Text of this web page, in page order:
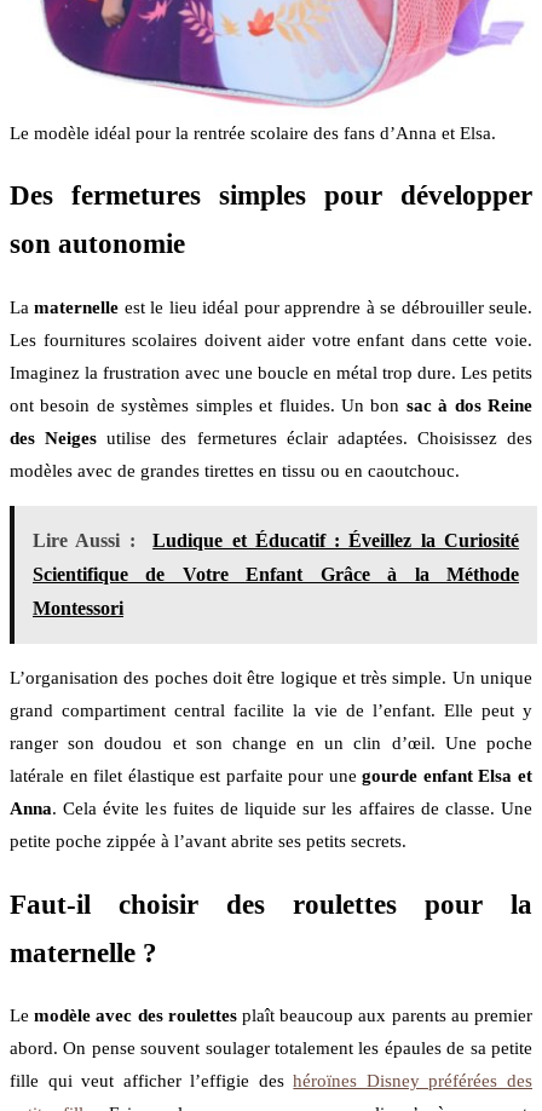
Le modèle idéal pour la rentrée scolaire des fans d’Anna et Elsa.
Des fermetures simples pour développer
son autonomie
Lamaternelle est le lieu idéal pour apprendre à se débrouiller seule.
Les fournitures scolaires doivent aider votre enfant dans cette voie.
Imaginez la frustration avec une boucle en métal trop dure. Les petits
ont besoin de systèmes simples et fluides. Un bon sac à dos Reine
des Neiges utilise des fermetures éclair adaptées. Choisissez des
modèles avec de grandes tirettes en tissu ou en caoutchouc.
Lire Aussi :
Ludique et Éducatif : Éveillez la Curiosité
Scientifique de Votre Enfant Grâce à la Méthode
Montessori
L’organisation des poches doit être logique et très simple. Un unique
grand compartiment central facilite la vie de l’enfant. Elle peut y
ranger son doudou et son change en un clin d’œil. Une poche
latérale en filet élastique est parfaite pour unegourde enfant Elsa et
Anna. Cela évite les fuites de liquide sur les affaires de classe. Une
petite poche zippée à l’avant abrite ses petits secrets.
Faut-il choisir des roulettes pour la
maternelle ?
Lemodèle avec des roulettesplaît beaucoup aux parents au premier
abord. On pense souvent soulager totalement les épaules de sa petite
fille qui veut afficher l’effigie deshéroïnes Disney préférées des